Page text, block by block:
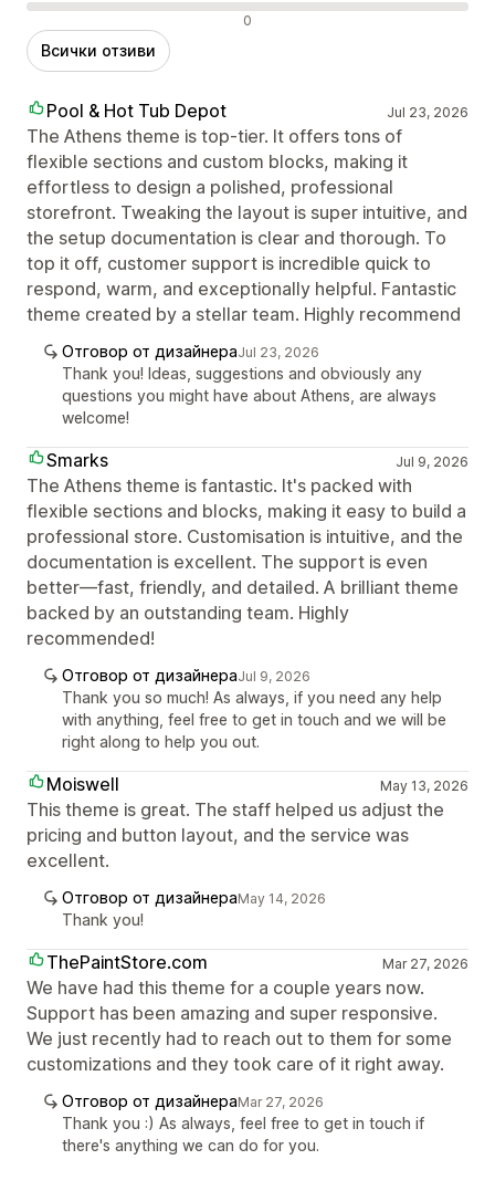
Отрицателни отзиви 0
Всички отзиви
Pool & Hot Tub Depot Jul 23, 2026
The Athens theme is top-tier. It offers tons of
flexible sections and custom blocks, making it
effortless to design a polished, professional
storefront. Tweaking the layout is super intuitive, and
the setup documentation is clear and thorough. To
top it off, customer support is incredible quick to
respond, warm, and exceptionally helpful. Fantastic
theme created by a stellar team. Highly recommend
Отговор от дизайнераJul 23, 2026
Thank you! Ideas, suggestions and obviously any
questions you might have about Athens, are always
welcome!
Smarks Jul 9, 2026
The Athens theme is fantastic. It's packed with
flexible sections and blocks, making it easy to build a
professional store. Customisation is intuitive, and the
documentation is excellent. The support is even
better—fast, friendly, and detailed. A brilliant theme
backed by an outstanding team. Highly
recommended!
Отговор от дизайнераJul 9, 2026
Thank you so much! As always, if you need any help
with anything, feel free to get in touch and we will be
right along to help you out.
Moiswell May 13, 2026
This theme is great. The staff helped us adjust the
pricing and button layout, and the service was
excellent.
Отговор от дизайнераMay 14, 2026
Thank you!
ThePaintStore.com Mar 27, 2026
We have had this theme for a couple years now.
Support has been amazing and super responsive.
We just recently had to reach out to them for some
customizations and they took care of it right away.
Отговор от дизайнераMar 27, 2026
Thank you :) As always, feel free to get in touch if
there's anything we can do for you.